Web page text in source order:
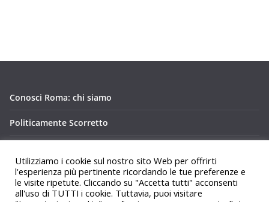
Conosci Roma: chi siamo
Politicamente Scorretto
Utilizziamo i cookie sul nostro sito Web per offrirti
l'esperienza più pertinente ricordando le tue preferenze e
le visite ripetute. Cliccando su "Accetta tutti" acconsenti
all'uso di TUTTI i cookie. Tuttavia, puoi visitare